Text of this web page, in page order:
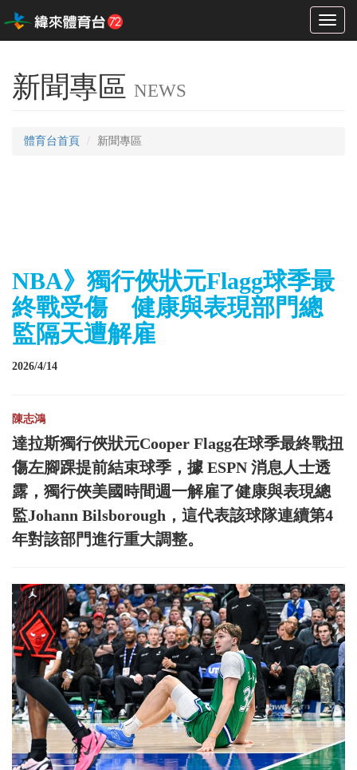
Toggle
新聞專區 NEWS
體育台首頁 新聞專區
NBA》獨行俠狀元Flagg球季最
終戰受傷 健康與表現部門總
監隔天遭解雇
2026/4/14
陳志鴻
達拉斯獨行俠狀元Cooper Flagg在球季最終戰扭
傷左腳踝提前結束球季，據 ESPN 消息人士透
露，獨行俠美國時間週一解雇了健康與表現總
監Johann Bilsborough，這代表該球隊連續第4
年對該部門進行重大調整。